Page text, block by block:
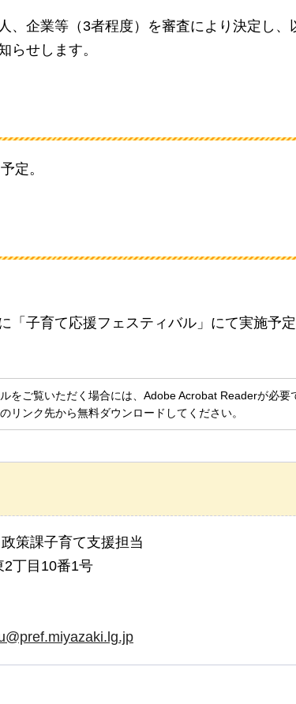
、企業等（3者程度）を審査により決定し、
らせします。
定。
子育て応援フェスティバル」にて実施予定
をご覧いただく場合には、Adobe Acrobat Readerが必
リンク先から無料ダウンロードしてください。
策課子育て支援担当
丁目10番1号